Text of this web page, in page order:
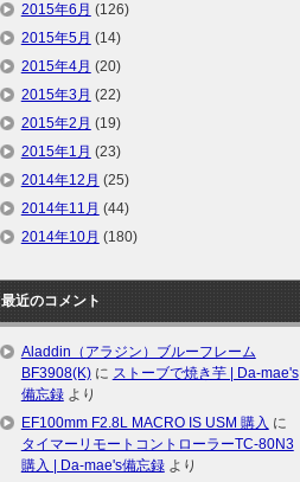
2015年6月 (126)
2015年5月 (14)
2015年4月 (20)
2015年3月 (22)
2015年2月 (19)
2015年1月 (23)
2014年12月 (25)
2014年11月 (44)
2014年10月 (180)
最近のコメント
Aladdin（アラジン）ブルーフレーム
BF3908(K)に ストーブで焼き芋 | Da-mae's
備忘録より
EF100mm F2.8L MACRO IS USM 購入 に
タイマーリモートコントローラーTC-80N3
購入 | Da-mae's備忘録より